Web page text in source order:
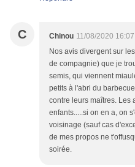
C Chinou 11/08/2020 16:07
Nos avis divergent sur
de compagnie) que je
semis, qui viennent
petits à l'abri du
contre leurs maîtres. Les
enfants.....si on en a, on
voisinage (sauf cas
de mes propos ne
soirée.